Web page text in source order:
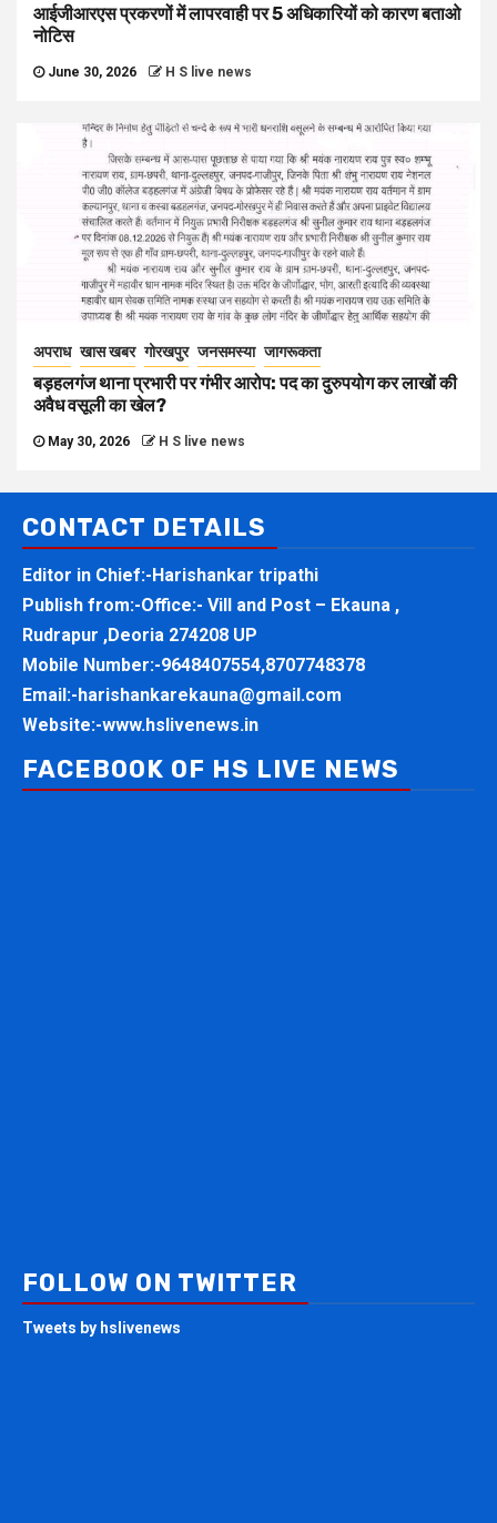
आईजीआरएस प्रकरणों में लापरवाही पर 5 अधिकारियों को कारण बताओ
नोटिस
June 30, 2026 H S live news
अपराध खास खबर गोरखपुर जनसमस्या जागरूकता
बड़हलगंज थाना प्रभारी पर गंभीर आरोप: पद का दुरुपयोग कर लाखों की
अवैध वसूली का खेल?
May 30, 2026 H S live news
CONTACT DETAILS
Editor in Chief:-Harishankar tripathi
Publish from:-Office:- Vill and Post – Ekauna ,
Rudrapur ,Deoria 274208 UP
Mobile Number:-9648407554,8707748378
Email:-harishankarekauna@gmail.com
Website:-www.hslivenews.in
FACEBOOK OF HS LIVE NEWS
FOLLOW ON TWITTER
Tweets by hslivenews